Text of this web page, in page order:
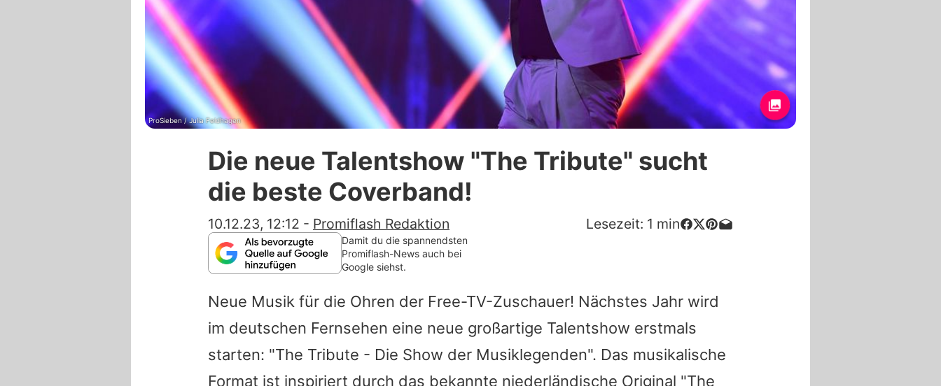
App runterladen
Team
Redaktionelle Richtlinien
Impressum
Datenschutzerklärung
Nutzungsbedingungen
Utiq verwalten
ProSieben / Julia Feldhagen
Die neue Talentshow "The Tribute" sucht
die beste Coverband!
10.12.23, 12:12 - Promiflash Redaktion Lesezeit: 1 min
Damit du die spannendsten
Promiflash-News auch bei
Google siehst.
Neue Musik für die Ohren der Free-TV-Zuschauer! Nächstes Jahr wird
im deutschen Fernsehen eine neue großartige Talentshow erstmals
starten: "The Tribute - Die Show der Musiklegenden". Das musikalische
Format ist inspiriert durch das bekannte niederländische Original "The